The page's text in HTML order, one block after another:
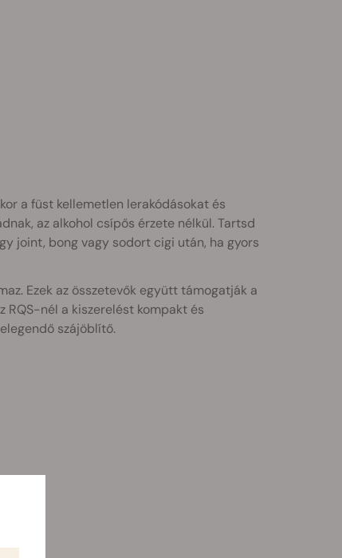
a füst kellemetlen lerakódásokat és
az alkohol csípős érzete nélkül. Tartsd
joint, bong vagy sodort cigi után, ha gyors
Ezek az összetevők együtt támogatják a
nél a kiszerelést kompakt és
szájöblítő.